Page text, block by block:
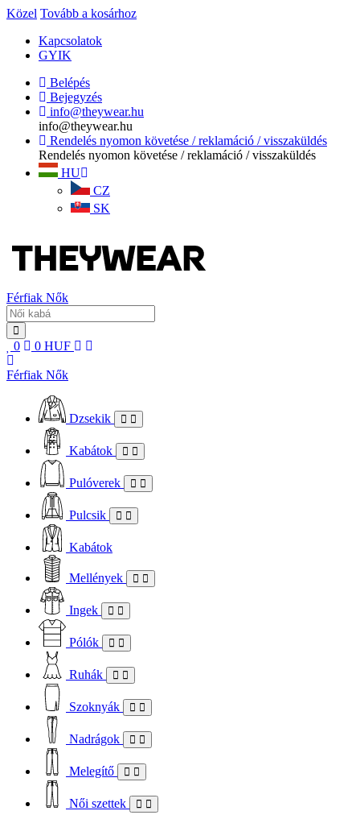
Közel Tovább a kosárhoz
Kapcsolatok
GYIK
Belépés
Bejegyzés
info@theywear.hu
info@theywear.hu
Rendelés nyomon követése / reklamáció / visszaküldés
Rendelés nyomon követése / reklamáció / visszaküldés
HU
CZ
SK
Férfiak Nők
0 0 HUF
Férfiak Nők
Dzsekik
Kabátok
Pulóverek
Pulcsik
Kabátok
Mellények
Ingek
Pólók
Ruhák
Szoknyák
Nadrágok
Melegítő
Női szettek